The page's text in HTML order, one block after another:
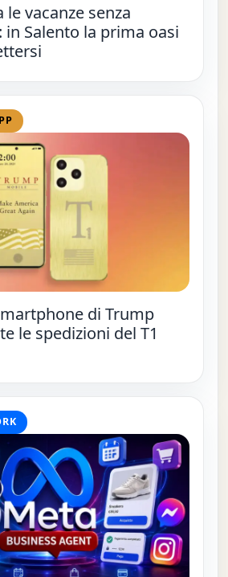
vacanze senza
Salento la prima oasi
di Trump
le spedizioni del T1